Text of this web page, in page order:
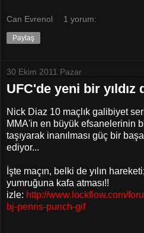
Can Evrenol 1 yorum:
Paylaş
30 Ekim 2011 Pazar
UFC'de yeni bir
Nick Diaz 10 maçlık galibiyet
MMA'in en büyük efsanelerinin
taşıyarak inanılması güç bir
ediyor...
İşte maçın, belki de yılın
yumruğuna kafa atması!!
izle: http://www.lockflow.com/
bj-penns-punch-gif